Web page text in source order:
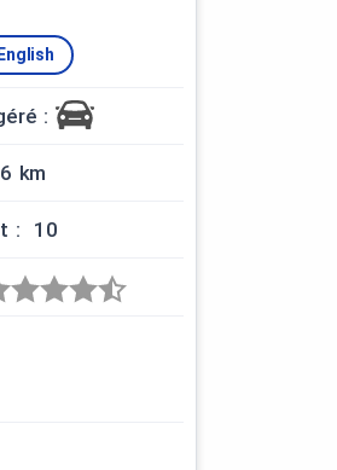
English
:
km
: 10